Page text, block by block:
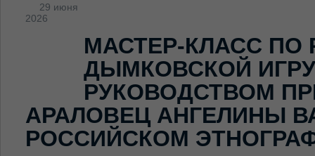
29 июня
2026
МАСТЕР-КЛАСС ПО
ДЫМКОВСКОЙ
РУКОВОДСТВОМ
АРАЛОВЕЦ АНГЕЛИНЫ
РОССИЙСКОМ